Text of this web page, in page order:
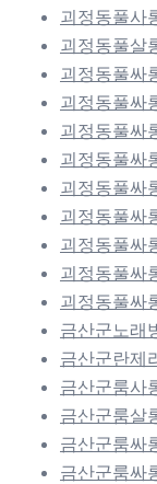
괴정동풀사
괴정동풀살
괴정동풀싸
괴정동풀싸
괴정동풀싸
괴정동풀싸
괴정동풀싸
괴정동풀싸
괴정동풀싸
괴정동풀싸
괴정동풀싸
금산군노래
금산군란제
금산군룸사
금산군룸살
금산군룸싸
금산군룸싸